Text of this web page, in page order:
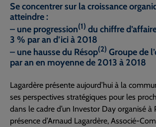
Se concentrer sur la croissance
atteindre :
– une progression(1) du chiffre
3 % par an d’ici à 2018
– une hausse du Résop(2) Groupe de
par an en moyenne de 2013 à 2018
Lagardère présente aujourd’hui à la
ses perspectives stratégiques pour les
dans le cadre d’un Investor Day organisé à
présence d’Arnaud Lagardère, Associé-